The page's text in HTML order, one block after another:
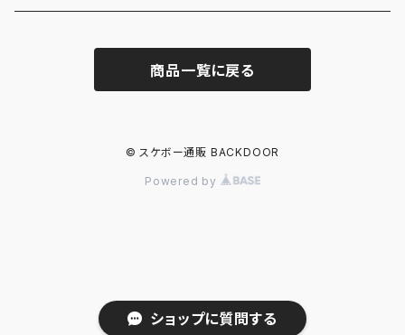
ショップに質問する
商品一覧に戻る
© スケボー通販 BACKDOOR
Powered by